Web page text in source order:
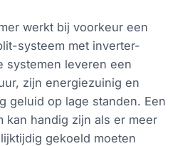
werkt bij voorkeur een
systeem met inverter-
systemen leveren een
zijn energiezuinig en
geluid op lage standen. Een
kan handig zijn als er meer
gekoeld moeten